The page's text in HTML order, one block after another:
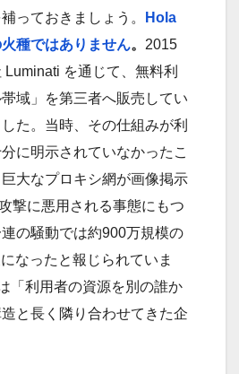
っておきましょう。
Hola
種ではありません。 2015
を通じて、無料利
域」を第三者へ販売してい
た。当時、その仕組みが利
に明示されていなかったこ
大なプロキシ網が画像掲示
撃に悪用される事態にもつ
の騒動では約900万規模の
なったと報じられていま
「利用者の資源を別の誰か
と長く隣り合わせてきた企